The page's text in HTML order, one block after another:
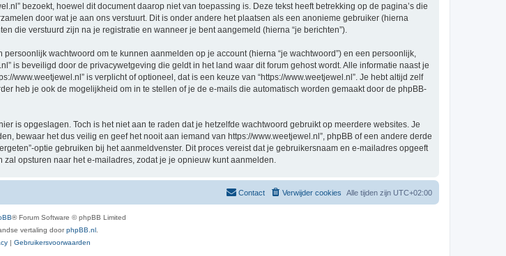
bezoekt, hoewel dit document daarop niet van toepassing is. Deze tekst heeft betrekking op de pagina’s die
door wat je aan ons verstuurt. Dit is onder andere het plaatsen als een anonieme gebruiker (hierna
die verstuurd zijn na je registratie en wanneer je bent aangemeld (hierna “je berichten”).
wachtwoord om te kunnen aanmelden op je account (hierna “je wachtwoord”) en een persoonlijk,
is beveiligd door de privacywetgeving die geldt in het land waar dit forum gehost wordt. Alle informatie naast je
www.weetjewel.nl” is verplicht of optioneel, dat is een keuze van “https://www.weetjewel.nl”. Je hebt altijd zelf
heb je ook de mogelijkheid om in te stellen of je de e-mails die automatisch worden gemaakt door de phpBB-
is opgeslagen. Toch is het niet aan te raden dat je hetzelfde wachtwoord gebruikt op meerdere websites. Je
bewaar het dus veilig en geef het nooit aan iemand van https://www.weetjewel.nl”, phpBB of een andere derde
optie gebruiken bij het aanmeldvenster. Dit proces vereist dat je gebruikersnaam en e-mailadres opgeeft
opsturen naar het e-mailadres, zodat je je opnieuw kunt aanmelden.
Alle tijden zijn UTC+02:00
Verwijder cookies
Contact
® Forum Software © phpBB Limited
vertaling doorphpBB.nl
| Gebruikersvoorwaarden